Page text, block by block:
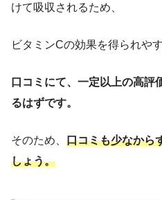
けて吸収されるため、
ビタミンCの効果を得られや
口コミにて、一定以上の高評
るはずです。
そのため、 口コミも少なから
しょう。